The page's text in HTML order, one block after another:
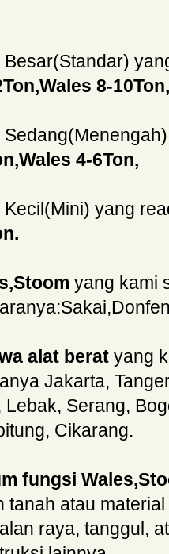
Besar(Standar)
8-10Ton,
4-6Ton,
Kecil(Mini) yang
yang kami
alat berat yang
Jakarta,
Lebak, Serang,
Cikarang.
fungsi
tanah atau
raya, tanggul,